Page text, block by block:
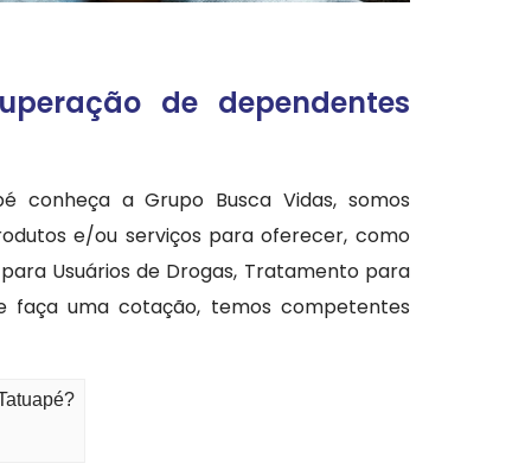
de dependentes
conheça a Grupo Busca Vidas, somos
e/ou serviços para oferecer, como
Usuários de Drogas, Tratamento para
faça uma cotação, temos competentes